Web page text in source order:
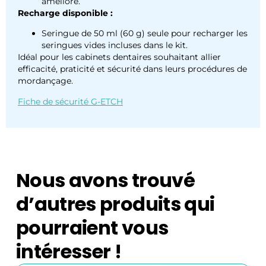
Recharge disponible :
Seringue de 50 ml (60 g) seule pour recharger les
seringues vides incluses dans le kit.
Idéal pour les cabinets dentaires souhaitant allier
efficacité, praticité et sécurité dans leurs procédures de
mordançage.
Fiche de sécurité G-ETCH
Nous avons trouvé
d’autres produits qui
pourraient vous
intéresser !